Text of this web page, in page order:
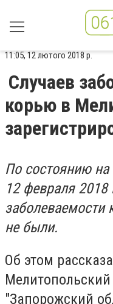
11:05, 12 лютого 2018 р.
Случаев
корью в
По состоянию
12 февраля
заболеваемости
не были.
Об этом
"Запорожский